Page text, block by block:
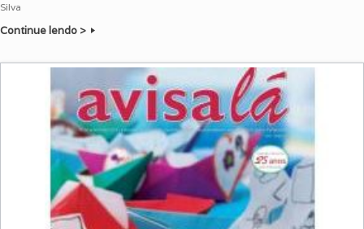
Silva
Continue lendo >